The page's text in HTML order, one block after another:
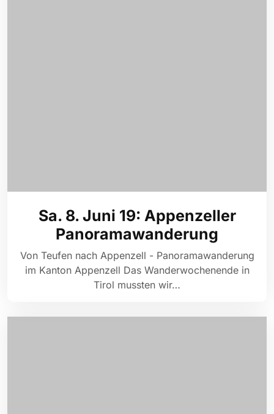
Sa. 8. Juni 19: Appenzeller
Panoramawanderung
Von Teufen nach Appenzell - Panoramawanderung
im Kanton Appenzell Das Wanderwochenende in
Tirol mussten wir…